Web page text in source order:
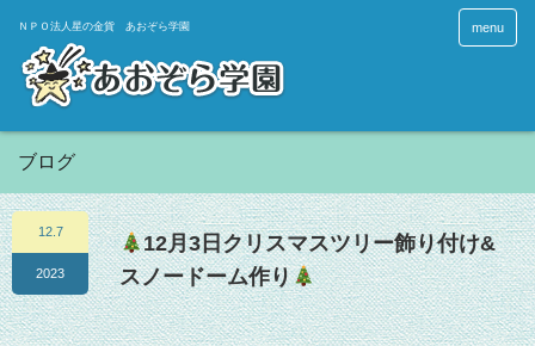
menu
ブログ
12.7
2023
12月3日クリスマスツリー飾り付け&
スノードーム作り